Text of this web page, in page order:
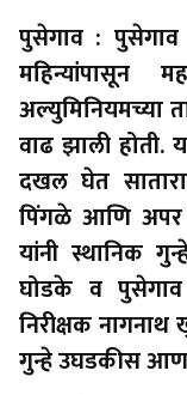
पुसेगाव : पुसेगाव
महिन्यांपासून
अल्युमिनियमच्या
वाढ झाली होती.
दखल घेत
पिंगळे आणि अपर
यांनी स्थानिक
घोडके व पुसेगाव
निरीक्षक
गुन्हे उघडकीस